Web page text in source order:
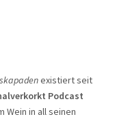
existiert seit
Podcast
Wein in all seinen